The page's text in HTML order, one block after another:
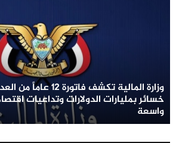
وزارة المالية تكشف
خسائر بمليارات الدولارات وتداعيات
واسعة